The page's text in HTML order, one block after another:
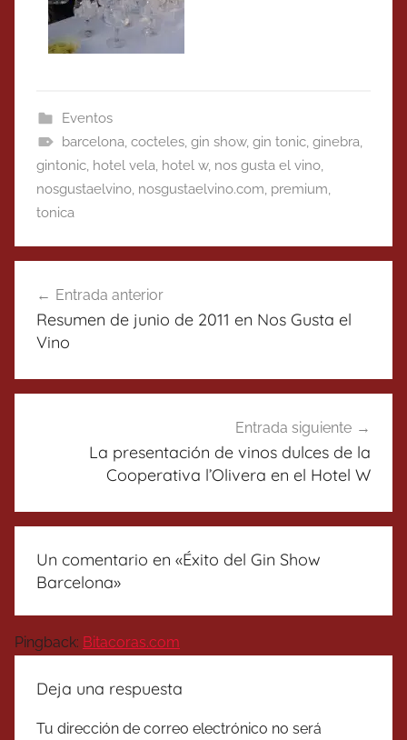
Eventos
barcelona, cocteles, gin show, gin tonic, ginebra,
gintonic, hotel vela, hotel w, nos gusta el vino,
nosgustaelvino, nosgustaelvino.com, premium,
tonica
de
entradas
Entrada anterior
Resumen de junio de 2011 en Nos Gusta el
Vino
Entrada siguiente
La presentación de vinos dulces de la
Cooperativa l’Olivera en el Hotel W
Un comentario en «Éxito del Gin Show
Barcelona»
Pingback: Bitacoras.com
Deja una respuesta
Tu dirección de correo electrónico no será